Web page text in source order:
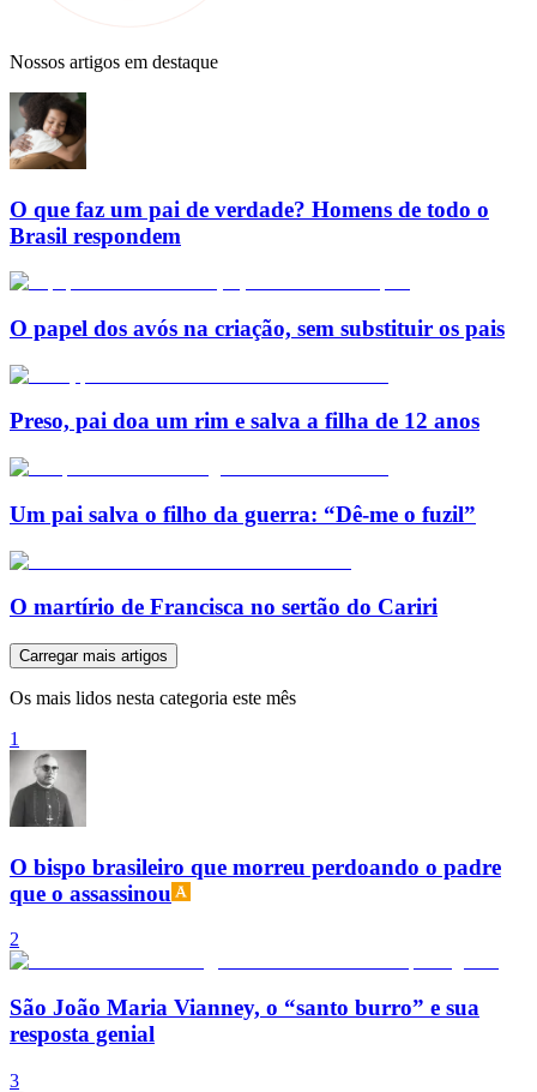
Nossos artigos em destaque
O que faz um pai de verdade? Homens de todo o
Brasil respondem
O papel dos avós na criação, sem substituir os pais
Preso, pai doa um rim e salva a filha de 12 anos
Um pai salva o filho da guerra: “Dê-me o fuzil”
O martírio de Francisca no sertão do Cariri
Carregar mais artigos
Os mais lidos nesta categoria este mês
1
O bispo brasileiro que morreu perdoando o padre
que o assassinou
2
São João Maria Vianney, o “santo burro” e sua
resposta genial
3